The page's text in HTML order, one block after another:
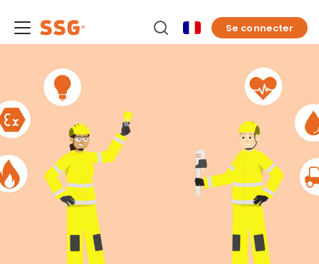
Se connecter